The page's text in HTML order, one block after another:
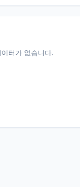
터가 없습니다.